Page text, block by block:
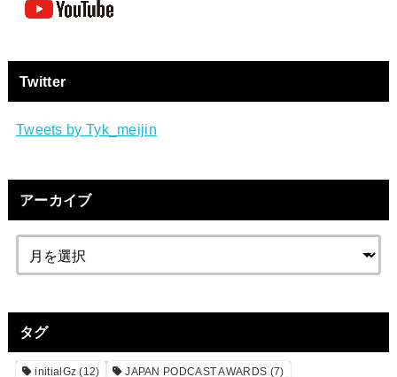
Twitter
Tweets by Tyk_meijin
アーカイブ
タグ
initialGz (12) JAPAN PODCAST AWARDS (7)